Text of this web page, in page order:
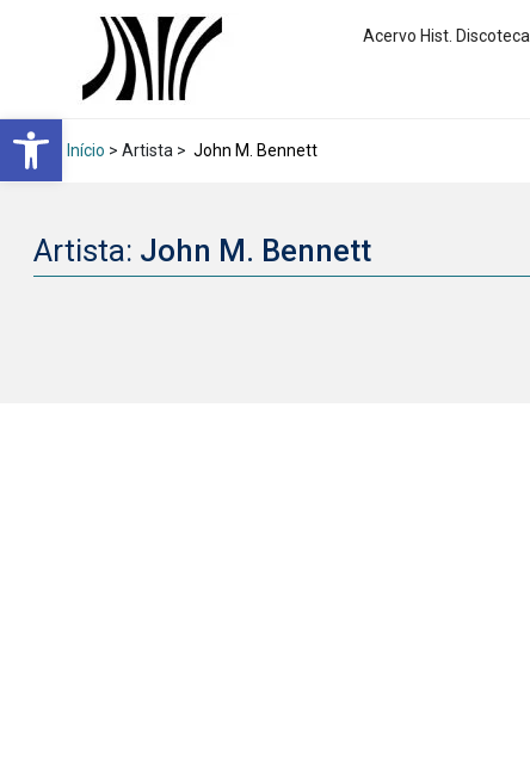
Abrir a barra de ferramentas
Acervo Hist. Discoteca
Início > Artista > John M. Bennett
Artista: John M. Bennett